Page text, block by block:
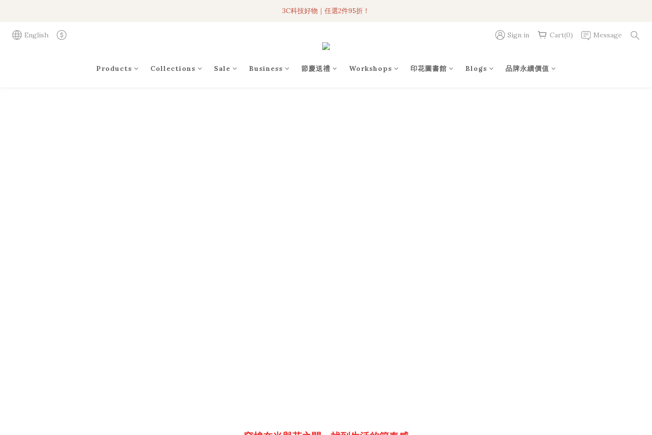
3C科技好物｜任選2件95折！
3C科技好物｜任選2件95折！
English Sign in Cart(0) Message
Products Collections Sale Business 節慶送禮 Workshops 印花圖書館 Blogs 品牌永續價值